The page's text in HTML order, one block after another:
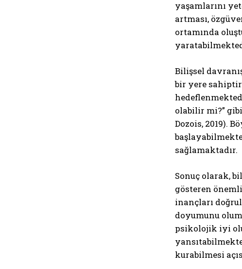
yaşamlarını
artması,
ortamında
Bilişsel
bir yere
olabilir mi?”
Dozois, 2019).
sağlamaktadır.
Sonuç olarak,
gösteren
inançları
doyumunu
psikolojik iyi
kurabilmesi